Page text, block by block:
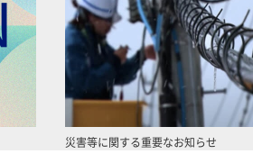
災害等に関する重要なお知らせ